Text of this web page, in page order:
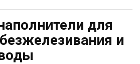
для
и